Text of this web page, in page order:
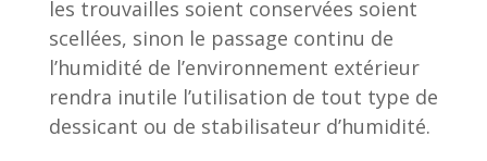
les trouvailles soient conservées soient
scellées, sinon le passage continu de
l’humidité de l’environnement extérieur
rendra inutile l’utilisation de tout type de
dessicant ou de stabilisateur d’humidité.